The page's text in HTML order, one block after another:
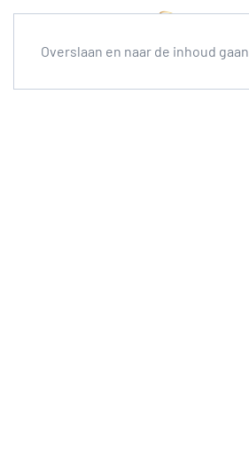
Overslaan en naar de inhoud gaan